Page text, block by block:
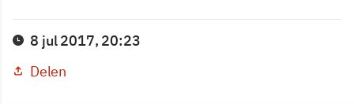
8 jul 2017, 20:23
Delen